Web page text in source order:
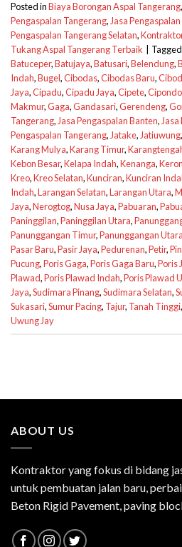
Posted inBiaya Borongan Aspal Tangerang,
Pengaspalan Tangerang,Jasa
Pengaspalan Tangerang Selatan,
Tukang Aspal Tangerang Terbaik
Tagged
Batuceper,Batujaya,Batusari,Belendung,
Indah,Bugel,Cibodas,Cibodas Baru,
Jaya,Cipadu,Cipadu Jaya,Cipete,
Makmur,Gaga,Gandasari,Gerendeng,
Tangerang,Jasa Pengaspalan Banten,Jasa
Pengaspalan Tangerang,Jatake,Jatiuwung,
Karang Mulya,Karang Timur,
Kebon Besar,Kelapa Indah,Kenanga,
Kreo,Kreo Selatan,Kunciran,Kunciran
Indah,Larangan Selatan,Larangan Utara,
Jaya,Nerogtog,Nusa Jaya,Pabuaran,
Paninggilan,Paninggilan Utara,
Panunggangan Timur,Panunggangan Utara
Pasar Baru,Pasir Jaya,Pedurenan,Petir,
Pucung,Poris Gaga,Poris Gaga Baru,Poris
Plawad,Poris Plawad Indah,Poris Plawad
Jaya,Sudimara Pinang,Sudimara Selatan,
Sukasari,Sumur Pacing, Tajur, Tanah Tinggi,
Uwung Jay
ABOUT US
Kontraktor yang fokus di bidang
untuk pembuatan jalan baru,
Beton Rigid Pavement, paving